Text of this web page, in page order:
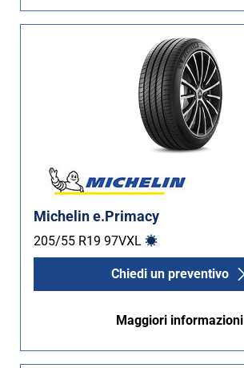
Michelin e.Primacy
205/55 R19 97VXL
Chiedi un preventivo
Maggiori informazioni